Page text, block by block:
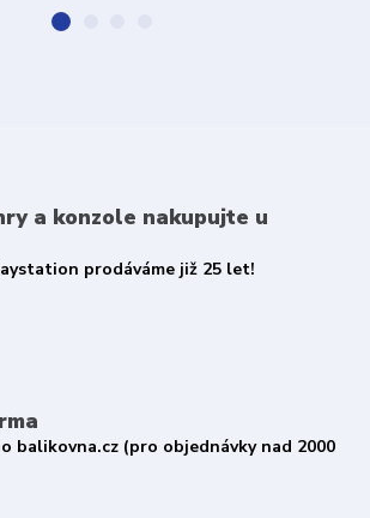
a konzole nakupujte u
prodáváme již 25 let!
balikovna.cz (pro objednávky nad 2000